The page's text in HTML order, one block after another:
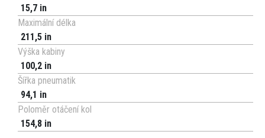
15,7 in
Maximální délka
211,5 in
Výška kabiny
100,2 in
Šířka pneumatik
94,1 in
Poloměr otáčení kol
154,8 in